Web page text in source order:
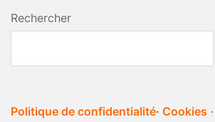
Rechercher
Politique de confidentialité· Cookies ·